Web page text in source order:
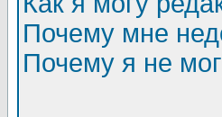
Почему мне
Почему я не